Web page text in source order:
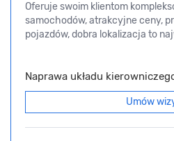
Oferuje swoim klientom
samochodów, atrakcyjne ceny,
pojazdów, dobra lokalizacja to
Naprawa układu
Umów